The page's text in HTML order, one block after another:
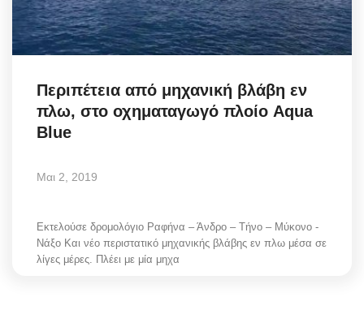
Περιπέτεια από μηχανική βλάβη εν
πλω, στο οχηματαγωγό πλοίο Aqua
Blue
Μαι 2, 2019
Εκτελούσε δρομολόγιο Ραφήνα – Άνδρο – Τήνο – Μύκονο -
Νάξο Και νέο περιστατικό μηχανικής βλάβης εν πλω μέσα σε
λίγες μέρες. Πλέει με μία μηχα